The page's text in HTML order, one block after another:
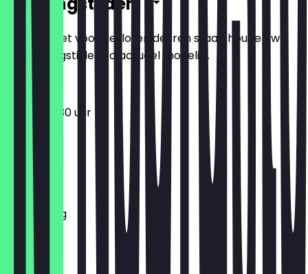
Zodat je niet voor gesloten deuren staat, houden we
de openingstijden zo actueel mogelijk.
09:00 - 17:30 uur
Maandag
Dinsdag
Woensdag
Donderdag
Vrijdag
Zaterdag
Zondag